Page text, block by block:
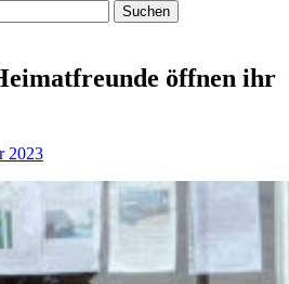
öffnen ihr
2023